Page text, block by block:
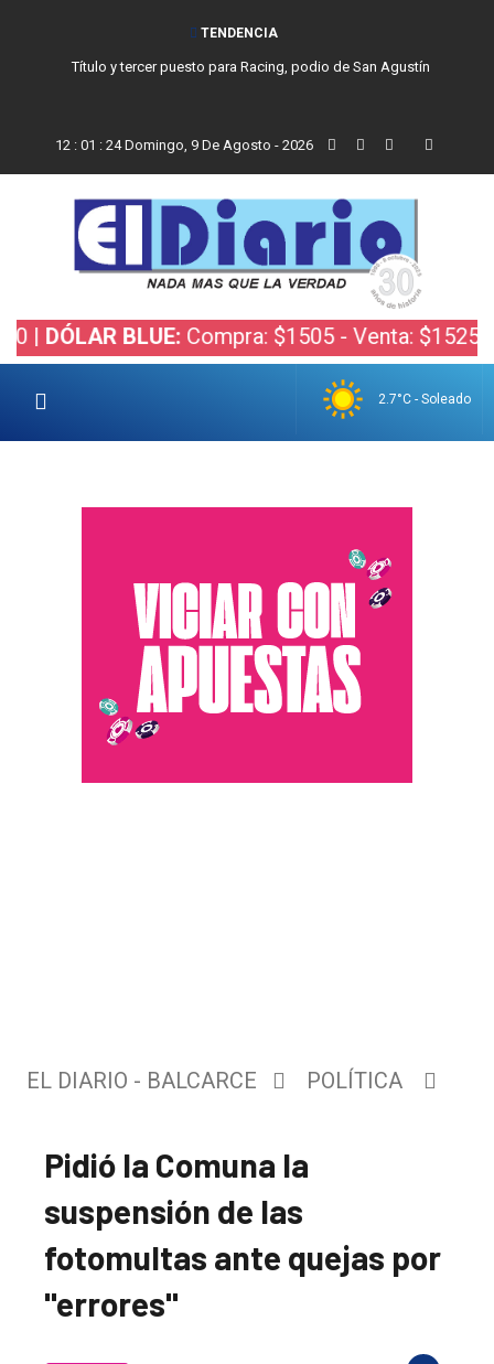
TENDENCIA
Título y tercer puesto para Racing, podio de San Agustín
12 : 01 : 25 Domingo, 9 De Agosto - 2026
BLUE: Compra: $1505 - Venta: $1525 |
2.7°C - Soleado
EL DIARIO - BALCARCE POLÍTICA
Pidió la Comuna la
suspensión de las
fotomultas ante quejas por
"errores"